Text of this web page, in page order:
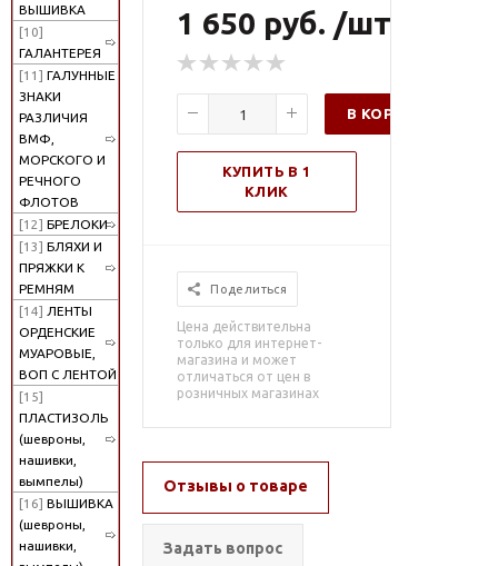
ВЫШИВКА
[10]
ГАЛАНТЕРЕЯ
[11] ГАЛУННЫЕ
ЗНАКИ
РАЗЛИЧИЯ
ВМФ,
МОРСКОГО И
РЕЧНОГО
ФЛОТОВ
[12] БРЕЛОКИ
[13] БЛЯХИ И
ПРЯЖКИ К
РЕМНЯМ
[14] ЛЕНТЫ
ОРДЕНСКИЕ
МУАРОВЫЕ,
ВОП С ЛЕНТОЙ
[15]
ПЛАСТИЗОЛЬ
(шевроны,
нашивки,
вымпелы)
[16] ВЫШИВКА
(шевроны,
нашивки,
1 650 руб. /шт
В КОРЗИНУ
КУПИТЬ В 1
КЛИК
Поделиться
Цена действительна
только для интернет-
магазина и может
отличаться от цен в
розничных магазинах
Отзывы о товаре
Задать вопрос